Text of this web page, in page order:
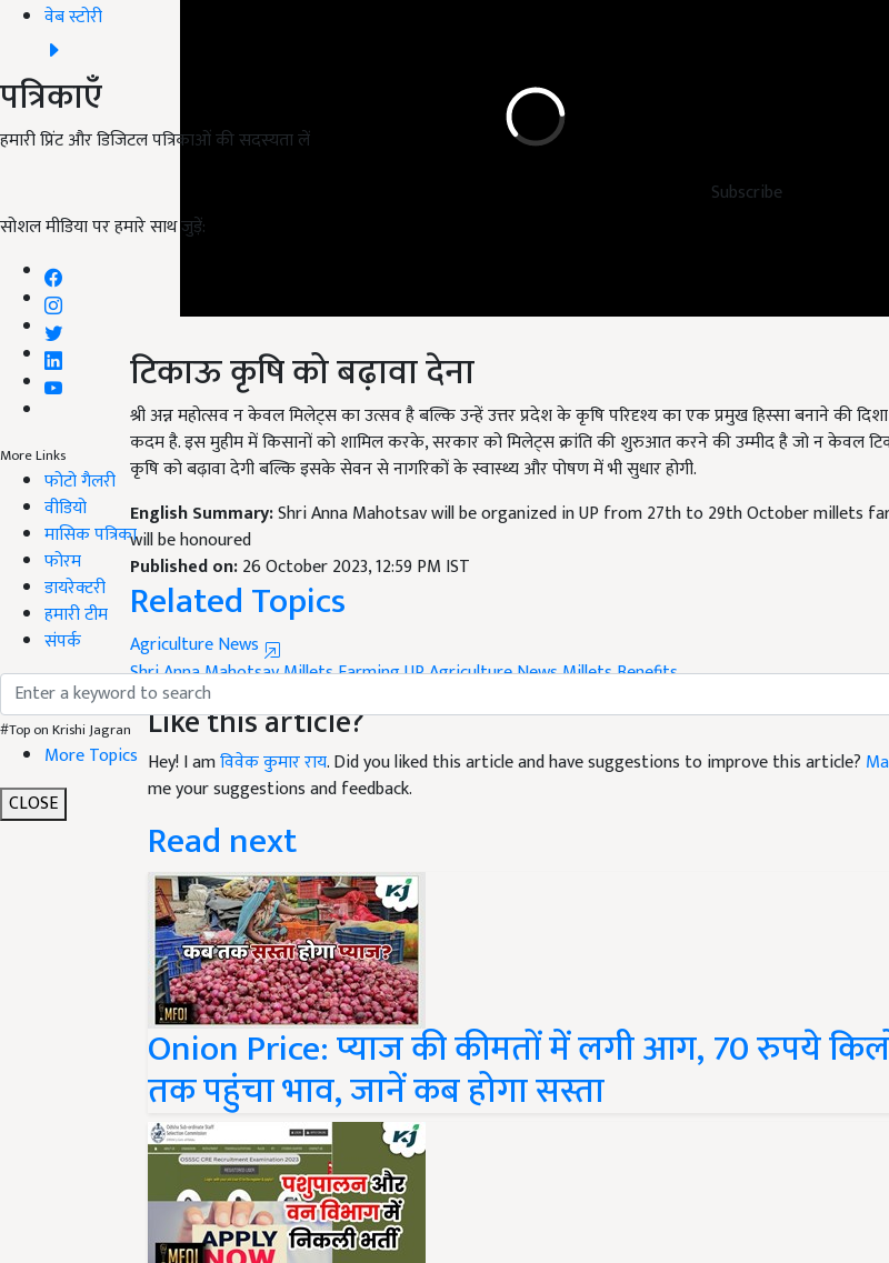
वेब स्टोरी
पत्रिकाएँ
हमारी प्रिंट और डिजिटल पत्रिकाओं की सदस्यता लें
Subscribe
सोशल मीडिया पर हमारे साथ जुड़ें:
More Links
फोटो गैलरी
वीडियो
मासिक पत्रिका
फोरम
डायरेक्टरी
हमारी टीम
संपर्क
#Top on Krishi Jagran
More Topics
CLOSE
टिकाऊ कृषि को बढ़ावा देना
श्री अन्न महोत्सव न केवल मिलेट्स का उत्सव है बल्कि उन्हें उत्तर प्रदेश के कृषि परिदृश्य का एक प्रमुख हिस्सा बनाने की
कदम है. इस मुहीम में किसानों को शामिल करके, सरकार को मिलेट्स क्रांति की शुरुआत करने की उम्मीद है जो न केवल
कृषि को बढ़ावा देगी बल्कि इसके सेवन से नागरिकों के स्वास्थ्य और पोषण में भी सुधार होगी.
English Summary:Shri Anna Mahotsav will be organized in UP from 27th to 29th October millets
will be honoured
Published on:26 October 2023, 12:59 PM IST
Related Topics
Agriculture News
Shri Anna MahotsavMillets FarmingUP Agriculture NewsMillets Benefits
Like this article?
Hey! I amविवेक कुमार राय. Did you liked this article and have suggestions to improve this article?
me your suggestions and feedback.
Read next
Onion Price: प्याज की कीमतों में लगी आग, 70 रुपये
तक पहुंचा भाव, जानें कब होगा सस्ता